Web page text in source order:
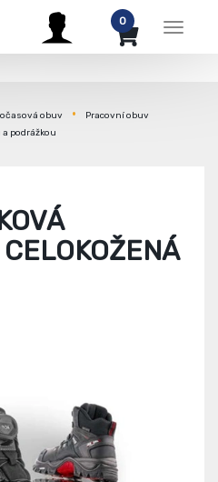
Menu
0
obuv
Pracovní obuv
podrážkou